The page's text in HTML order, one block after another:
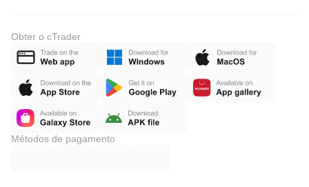
Obter o cTrader
Métodos de pagamento